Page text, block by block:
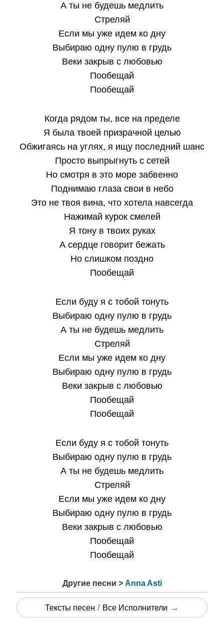
А ты не будешь медлить
Стреляй
Если мы уже идем ко дну
Выбираю одну пулю в грудь
Веки закрыв с любовью
Пообещай
Пообещай
Когда рядом ты, все на пределе
Я была твоей призрачной целью
Обжигаясь на углях, я ищу последний шанс
Просто выпрыгнуть с сетей
Но смотря в это море забвенно
Поднимаю глаза свои в небо
Это не твоя вина, что хотела навсегда
Нажимай курок смелей
Я тону в твоих руках
А сердце говорит бежать
Но слишком поздно
Пообещай
Если буду я с тобой тонуть
Выбираю одну пулю в грудь
А ты не будешь медлить
Стреляй
Если мы уже идем ко дну
Выбираю одну пулю в грудь
Веки закрыв с любовью
Пообещай
Пообещай
Если буду я с тобой тонуть
Выбираю одну пулю в грудь
А ты не будешь медлить
Стреляй
Если мы уже идем ко дну
Выбираю одну пулю в грудь
Веки закрыв с любовью
Пообещай
Пообещай
Другие песни > Anna Asti
Тексты песен / Все Исполнители →